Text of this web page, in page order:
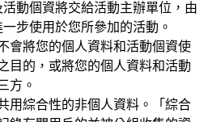
動個資將交給活動主辦單位，由
步使用於您所參加的活動。
會將您的個人資料和活動個資使
目的，或將您的個人資料和活動
方。
用綜合性的非個人資料。「綜合